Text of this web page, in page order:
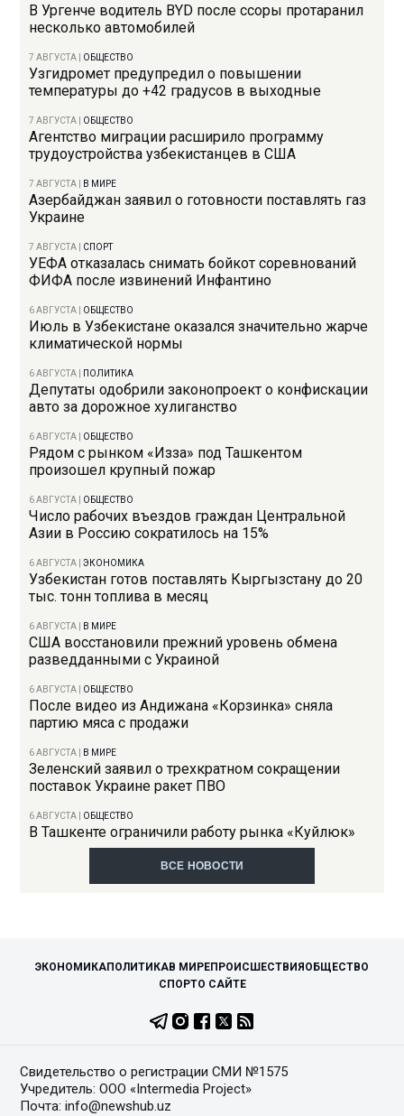
В Ургенче водитель BYD после ссоры протаранил
несколько автомобилей
7 АВГУСТА ОБЩЕСТВО
Узгидромет предупредил о повышении
температуры до +42 градусов в выходные
7 АВГУСТА ОБЩЕСТВО
Агентство миграции расширило программу
трудоустройства узбекистанцев в США
7 АВГУСТА В МИРЕ
Азербайджан заявил о готовности поставлять газ
Украине
7 АВГУСТА СПОРТ
УЕФА отказалась снимать бойкот соревнований
ФИФА после извинений Инфантино
6 АВГУСТА ОБЩЕСТВО
Июль в Узбекистане оказался значительно жарче
климатической нормы
6 АВГУСТА ПОЛИТИКА
Депутаты одобрили законопроект о конфискации
авто за дорожное хулиганство
6 АВГУСТА ОБЩЕСТВО
Рядом с рынком «Изза» под Ташкентом
произошел крупный пожар
6 АВГУСТА ОБЩЕСТВО
Число рабочих въездов граждан Центральной
Азии в Россию сократилось на 15%
6 АВГУСТА |ЭКОНОМИКА
Узбекистан готов поставлять Кыргызстану до 20
тыс. тонн топлива в месяц
6 АВГУСТА В МИРЕ
США восстановили прежний уровень обмена
разведданными с Украиной
6 АВГУСТА ОБЩЕСТВО
После видео из Андижана «Корзинка» сняла
партию мяса с продажи
6 АВГУСТА В МИРЕ
Зеленский заявил о трехкратном сокращении
поставок Украине ракет ПВО
6 АВГУСТА ОБЩЕСТВО
В Ташкенте ограничили работу рынка «Куйлюк»
ВСЕ НОВОСТИ
ЭКОНОМИКАПОЛИТИКАВ МИРЕПРОИСШЕСТВИЯОБЩЕСТВО
СПОРТО САЙТЕ
Свидетельство о регистрации СМИ №1575
Учредитель: ООО «Intermedia Project»
Почта: info@newshub.uz